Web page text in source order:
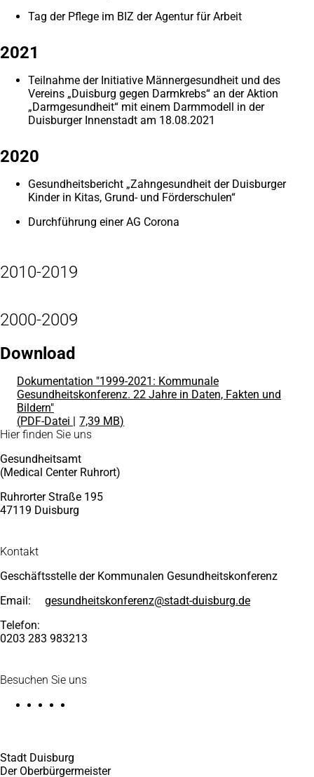
Tag der Pflege im BIZ der Agentur für Arbeit
2021
Teilnahme der Initiative Männergesundheit und des
Vereins „Duisburg gegen Darmkrebs“ an der Aktion
„Darmgesundheit“ mit einem Darmmodell in der
Duisburger Innenstadt am 18.08.2021
2020
Gesundheitsbericht „Zahngesundheit der Duisburger
Kinder in Kitas, Grund- und Förderschulen“
Durchführung einer AG Corona
2010-2019
2000-2009
Download
Dokumentation "1999-2021: Kommunale
Gesundheitskonferenz. 22 Jahre in Daten, Fakten und
Bildern"
PDF-Datei 7,39 MB
Fußbereich
Hier finden Sie uns
Gesundheitsamt
(Medical Center Ruhrort)
Ruhrorter Straße 195
47119 Duisburg
Kontakt
Geschäftsstelle der Kommunalen Gesundheitskonferenz
Email:
gesundheitskonferenz stadt-duisburg de
Telefon:
0203 283 983213
Besuchen Sie uns
Stadt Duisburg
Der Oberbürgermeister